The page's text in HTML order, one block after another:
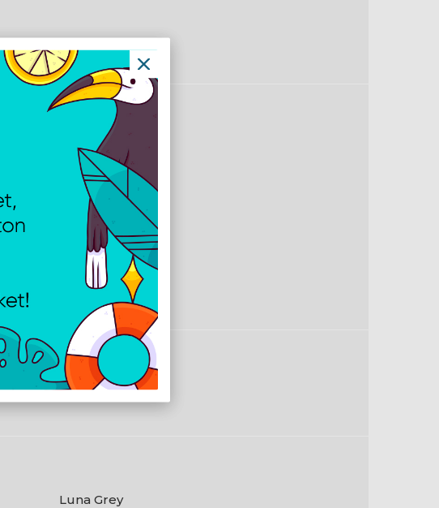
FreeDOS
1 db
Igen
1×Gigabit
Igen
Igen
2.0
Luna Grey